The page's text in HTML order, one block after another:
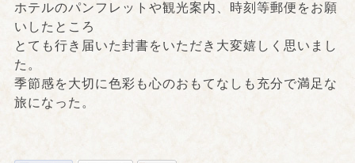
ホテルのパンフレットや観光案内、時刻等郵便をお願
いしたところ
とても行き届いた封書をいただき大変嬉しく思いまし
た。
季節感を大切に色彩も心のおもてなしも充分で満足な
旅になった。